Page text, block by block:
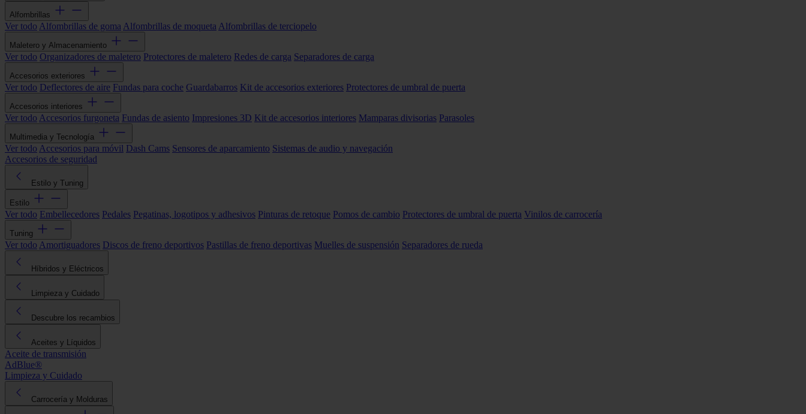
Alfombrillas
Ver todo Alfombrillas de goma Alfombrillas de moqueta Alfombrillas de terciopelo
Maletero y Almacenamiento
Ver todo Organizadores de maletero Protectores de maletero Redes de carga Separadores de carga
Accesorios exteriores
Ver todo Deflectores de aire Fundas para coche Guardabarros Kit de accesorios exteriores Protectores de umbral de puerta
Accesorios interiores
Ver todo Accesorios furgoneta Fundas de asiento Impresiones 3D Kit de accesorios interiores Mamparas divisorias Parasoles
Multimedia y Tecnología
Ver todo Accesorios para móvil Dash Cams Sensores de aparcamiento Sistemas de audio y navegación
Accesorios de seguridad
Estilo y Tuning
Estilo
Ver todo Embellecedores Pedales Pegatinas, logotipos y adhesivos Pinturas de retoque Pomos de cambio Protectores de umbral de puerta Vinilos de carrocería
Tuning
Ver todo Amortiguadores Discos de freno deportivos Pastillas de freno deportivas Muelles de suspensión Separadores de rueda
Híbridos y Eléctricos
Limpieza y Cuidado
Descubre los recambios
Aceites y Líquidos
Aceite de transmisión
AdBlue®
Limpieza y Cuidado
Carrocería y Molduras